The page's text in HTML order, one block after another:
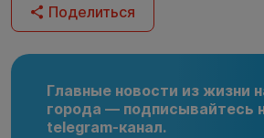
Поделиться
Главные новости из жизни
города — подписывайтесь
telegram-канал.